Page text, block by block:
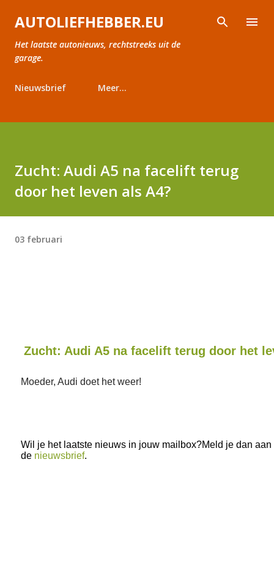
Doorgaan naar hoofdcontent
AUTOLIEFHEBBER.EU
Het laatste autonieuws, rechtstreeks uit de
garage.
Nieuwsbrief Meer…
Zucht: Audi A5 na facelift terug
door het leven als A4?
03 februari
Zucht: Audi A5 na facelift terug door het
Moeder, Audi doet het weer!
Wil je het laatste nieuws in jouw mailbox?Meld je dan aan
de nieuwsbrief.